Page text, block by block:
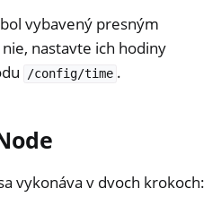
vybavený presným
nastavte ich hodiny
/config/time .
vykonáva v dvoch krokoch: